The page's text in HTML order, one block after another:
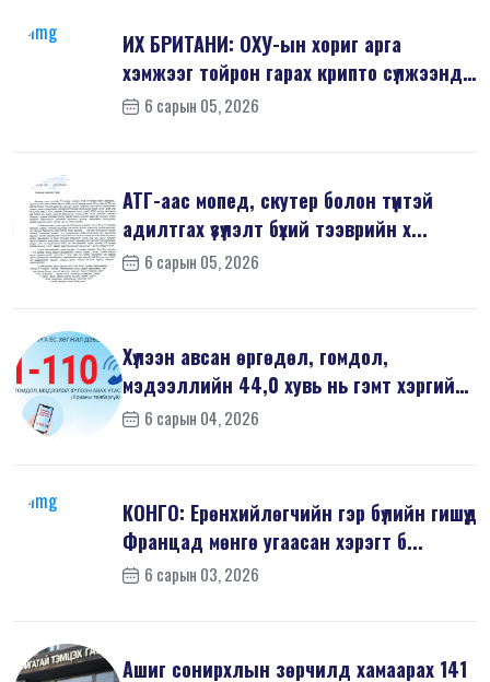
ИХ БРИТАНИ: ОХУ-ын хориг арга
хэмжээг тойрон гарах крипто сүлжээнд
хор...6 сарын 05, 2026
АТГ-аас мопед, скутер болон түүнтэй
адилтгах үзүүлэлт бүхий тээврийн х...
6 сарын 05, 2026
Хүлээн авсан өргөдөл, гомдол,
мэдээллийн 44,0 хувь нь гэмт хэргийн
шин...
6 сарын 04, 2026
КОНГО: Ерөнхийлөгчийн гэр бүлийн гишүүд
Францад мөнгө угаасан хэрэгт б...
6 сарын 03, 2026
Ашиг сонирхлын зөрчилд хамаарах 141